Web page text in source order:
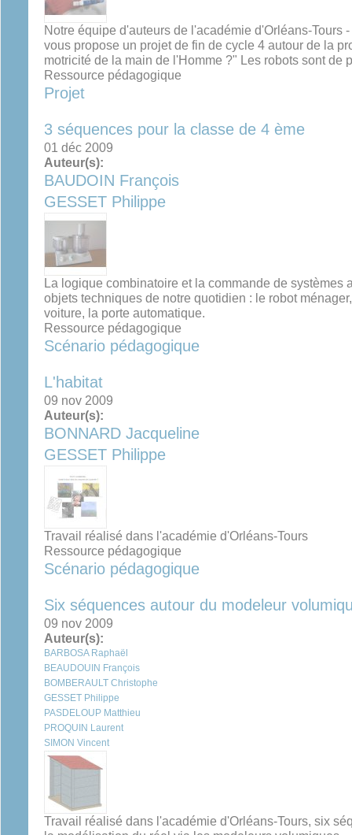
Notre équipe d'auteurs de l'académie d'Orléans-Tours
vous propose un projet de fin de cycle 4 autour de la
motricité de la main de l'Homme ?" Les robots sont de
Ressource pédagogique
Projet
3 séquences pour la classe de 4 ème
01 déc 2009
Auteur(s):
BAUDOIN François
GESSET Philippe
La logique combinatoire et la commande de systèmes
objets techniques de notre quotidien : le robot
voiture, la porte automatique.
Ressource pédagogique
Scénario pédagogique
L'habitat
09 nov 2009
Auteur(s):
BONNARD Jacqueline
GESSET Philippe
Travail réalisé dans l'académie d'Orléans-Tours
Ressource pédagogique
Scénario pédagogique
Six séquences autour du modeleur
09 nov 2009
Auteur(s):
BARBOSA Raphaël
BEAUDOUIN François
BOMBERAULT Christophe
GESSET Philippe
PASDELOUP Matthieu
PROQUIN Laurent
SIMON Vincent
Travail réalisé dans l'académie d'Orléans-Tours, six